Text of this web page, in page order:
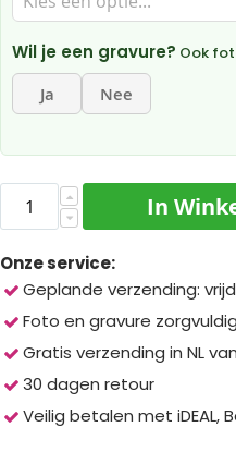
Wil je een gravure? Ook
Ja Nee
In
Onze service:
Geplande verzending:
Foto en gravure
Gratis verzending in NL
30 dagen retour
Veilig betalen met iDEAL,